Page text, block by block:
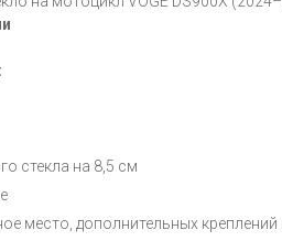
стекла на 8,5 см
место, дополнительных креплений